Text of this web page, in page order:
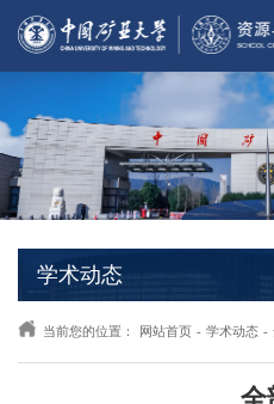
学术动态
当前您的位置： 网站首页 - 学术动态 -